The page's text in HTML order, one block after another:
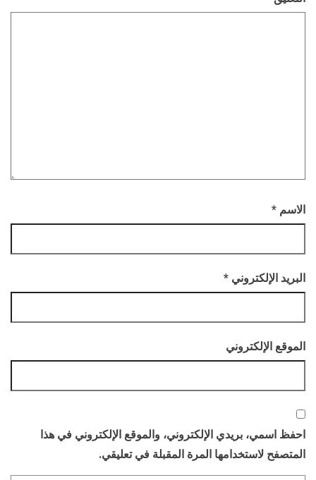
الاسم *
البريد الإلكتروني *
الموقع الإلكتروني
احفظ اسمي، بريدي الإلكتروني، والموقع الإلكتروني في هذا
المتصفح لاستخدامها المرة المقبلة في تعليقي.